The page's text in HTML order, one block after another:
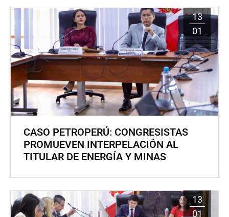
13
01
CASO PETROPERÚ: CONGRESISTAS
PROMUEVEN INTERPELACIÓN AL
TITULAR DE ENERGÍA Y MINAS
13
01